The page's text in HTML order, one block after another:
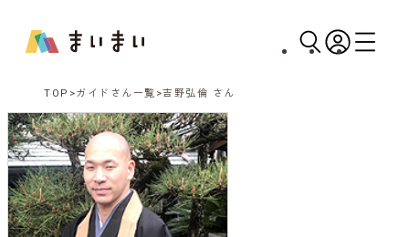
TOP ガイドさん一覧 吉野弘倫 さん